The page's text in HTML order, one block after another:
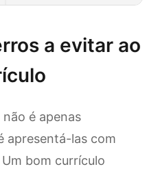
a evitar ao
é apenas
apresentá-las com
bom currículo